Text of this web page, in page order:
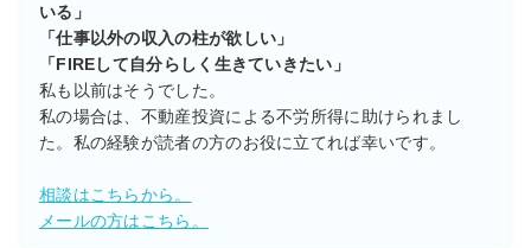
いる」
「仕事以外の収入の柱が欲しい」
「FIREして自分らしく生きていきたい」
私も以前はそうでした。
私の場合は、不動産投資による不労所得に助けられまし
た。私の経験が読者の方のお役に立てれば幸いです。
相談はこちらから。
メールの方はこちら。